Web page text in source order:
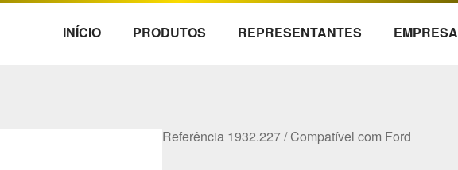
INÍCIO PRODUTOS REPRESENTANTES EMPRESA
Referência 1932.227 / Compatível com Ford